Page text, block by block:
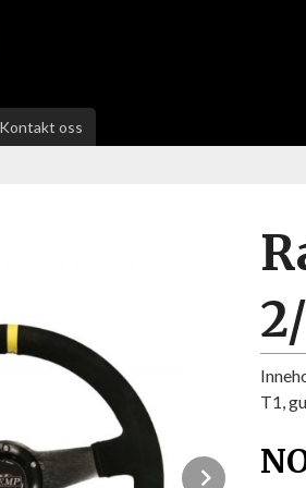
Kontakt oss
Next
T1,